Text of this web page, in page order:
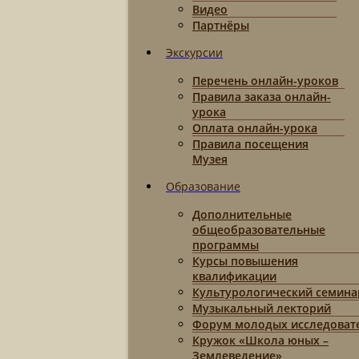
Видео
Партнёры
Экскурсии
Перечень онлайн-уроков
Правила заказа онлайн-
урока
Оплата онлайн-урока
Правила посещения
Музея
Образование
Дополнительные
общеобразовательные
программы
Курсы повышения
квалификации
Культурологический
Музыкальный лекторий
Форум молодых
Кружок «Школа юных –
Землеведение»